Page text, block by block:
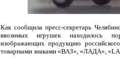
Как сообщила пресс-секретарь
ввозимых игрушек находилось
изображающих продукцию
товарными знаками «ВАЗ», «ЛАДА»,